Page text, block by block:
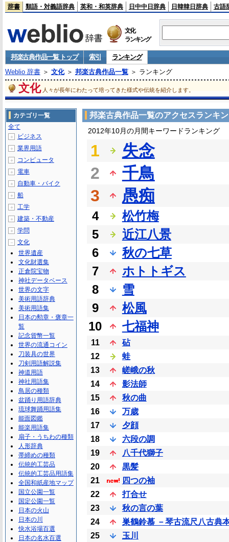
辞書 類語・対義語辞典 英和・和英辞典 日中中日辞典 日韓韓日辞典 古語
文化
ランキング
邦楽古典作品一覧 トップ 索引
ランキング
Weblio 辞書＞ 文化＞ 邦楽古典作品一覧＞ ランキング
文化 人々が長年にわたって培ってきた様式や伝統を紹介します。
邦楽古典作品一覧のアクセスランキ
2012年10月の月間キーワードランキング
1
失念
2
千鳥
3
愚痴
4
松竹梅
5
近江八景
6
秋の七草
7
ホトトギス
8
雪
9
松風
10
七福神
11
砧
12
蛙
13
嵯峨の秋
14
影法師
15
秋の曲
16
万歳
17
夕顔
18
六段の調
19
八千代獅子
20
黒髪
21
四つの袖
22
打合せ
23
秋の言の葉
24
巣鶴鈴慕 －琴古流尺八古典
25
玉川
カテゴリ一覧
全て
＋ ビジネス
＋ 業界用語
＋ コンピュータ
＋ 電車
＋ 自動車・バイク
＋ 船
＋ 工学
＋ 建築・不動産
＋ 学問
－
文化
世界遺産
文化財選集
正倉院宝物
神社データベース
世界の文字
美術用語辞典
美術用語集
日本の勲章・褒章一
覧
記念貨幣一覧
世界の流通コイン
刀装具の世界
刀剣用語解説集
神道用語
神社用語集
鳥居の種類
盆踊り用語辞典
琉球舞踊用語集
能面図鑑
能楽用語集
扇子・うちわの種類
人形辞典
帯締めの種類
伝統的工芸品
伝統的工芸品用語集
全国和紙産地マップ
国立公園一覧
国定公園一覧
日本の火山
日本の川
快水浴場百選
日本の名水百選